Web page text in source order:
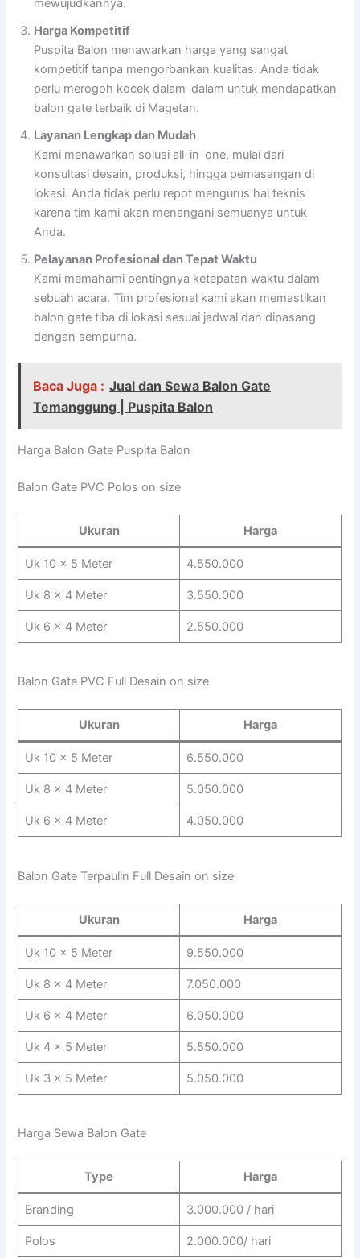
Harga Kompetitif
Puspita Balon menawarkan harga yang sangat
kompetitif tanpa mengorbankan kualitas. Anda tidak
perlu merogoh kocek dalam-dalam untuk mendapatkan
balon gate terbaik di Magetan.
Layanan Lengkap dan Mudah
Kami menawarkan solusi all-in-one, mulai dari
konsultasi desain, produksi, hingga pemasangan di
lokasi. Anda tidak perlu repot mengurus hal teknis
karena tim kami akan menangani semuanya untuk
Anda.
Pelayanan Profesional dan Tepat Waktu
Kami memahami pentingnya ketepatan waktu dalam
sebuah acara. Tim profesional kami akan memastikan
balon gate tiba di lokasi sesuai jadwal dan dipasang
dengan sempurna.
Baca Juga : Jual dan Sewa Balon Gate
Temanggung | Puspita Balon
Harga Balon Gate Puspita Balon
Balon Gate PVC Polos on size
Ukuran Harga
Uk 10 x 5 Meter 4.550.000
Uk 8 x 4 Meter 3.550.000
Uk 6 x 4 Meter 2.550.000
Balon Gate PVC Full Desain on size
Ukuran Harga
Uk 10 x 5 Meter 6.550.000
Uk 8 x 4 Meter 5.050.000
Uk 6 x 4 Meter 4.050.000
Balon Gate Terpaulin Full Desain on size
Ukuran Harga
Uk 10 x 5 Meter 9.550.000
Uk 8 x 4 Meter 7.050.000
Uk 6 x 4 Meter 6.050.000
Uk 4 x 5 Meter 5.550.000
Uk 3 x 5 Meter 5.050.000
Harga Sewa Balon Gate
Type Harga
Branding 3.000.000 / hari
Polos 2.000.000/ hari